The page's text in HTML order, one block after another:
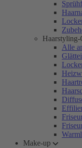
Haarstyling-
Alle
Make-up